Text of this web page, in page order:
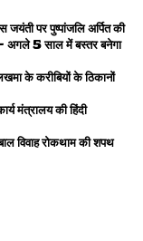
जयंती पर पुष्पांजलि अर्पित की
अगले 5 साल में बस्तर बनेगा
के करीबियों के ठिकानों
मंत्रालय की हिंदी
विवाह रोकथाम की शपथ